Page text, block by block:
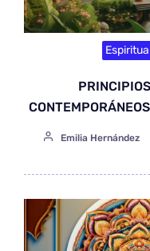
Emilia Hernández